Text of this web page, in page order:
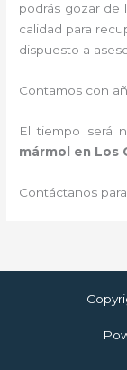
podrás gozar de
calidad para
dispuesto a
Contamos con
El tiempo será
mármol
en Los
Contáctanos